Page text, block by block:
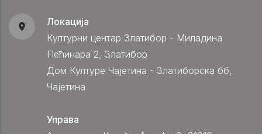
Локација
Културни центар Златибор - Миладина
Пећинара 2, Златибор
Дом Културе Чајетина - Златиборска бб,
Чајетина
Управа